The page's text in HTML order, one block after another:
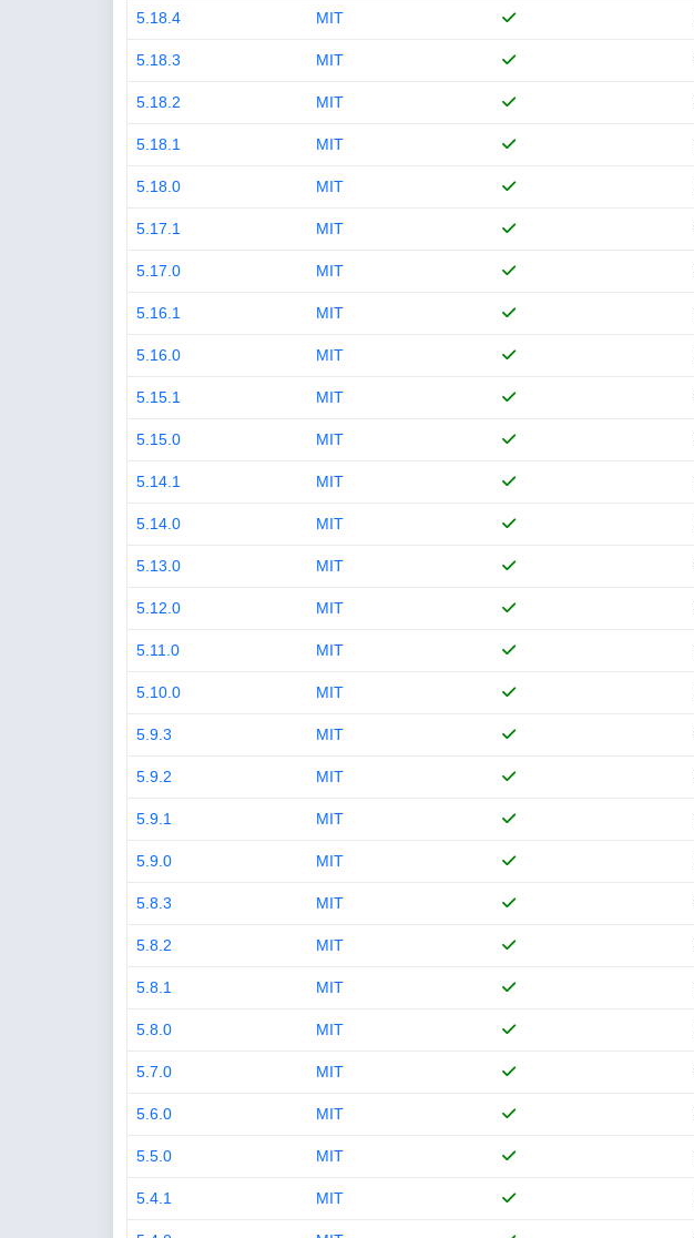
5.18.4 MIT
5.18.3 MIT
5.18.2 MIT
5.18.1 MIT
5.18.0 MIT
5.17.1 MIT
5.17.0 MIT
5.16.1 MIT
5.16.0 MIT
5.15.1 MIT
5.15.0 MIT
5.14.1 MIT
5.14.0 MIT
5.13.0 MIT
5.12.0 MIT
5.11.0 MIT
5.10.0 MIT
5.9.3 MIT
5.9.2 MIT
5.9.1 MIT
5.9.0 MIT
5.8.3 MIT
5.8.2 MIT
5.8.1 MIT
5.8.0 MIT
5.7.0 MIT
5.6.0 MIT
5.5.0 MIT
5.4.1 MIT